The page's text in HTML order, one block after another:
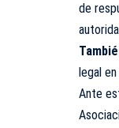
de
legal
Ante